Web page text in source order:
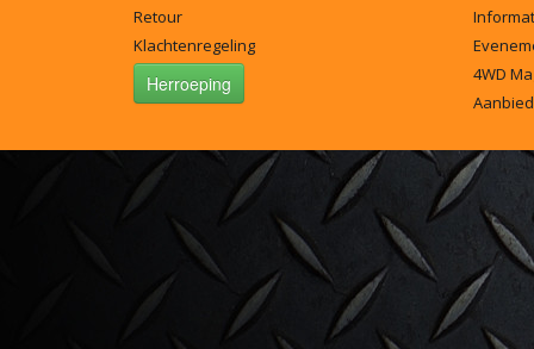
Retour
Klachtenregeling
Herroeping
4WD